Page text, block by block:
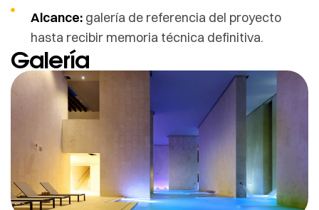
Alcance:galería de referencia del proyecto
hasta recibir memoria técnica definitiva.
Galería